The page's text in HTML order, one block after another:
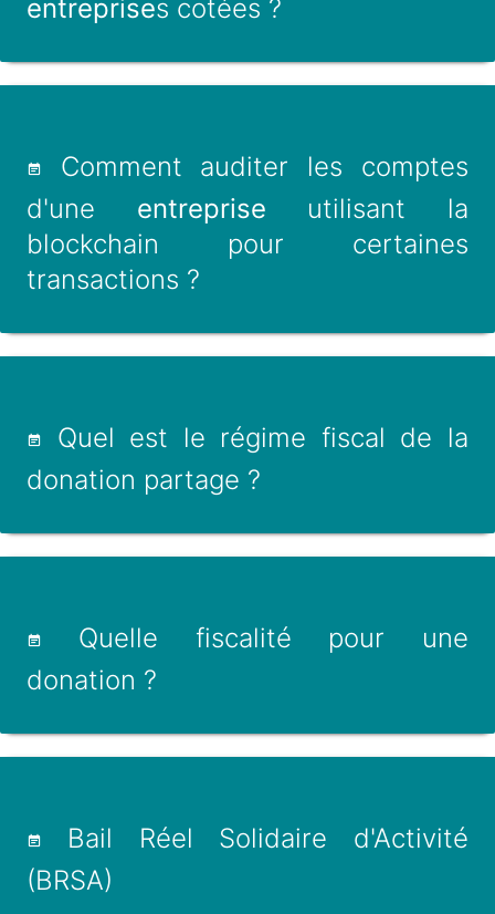
entreprises cotées ?
Comment auditer les comptes
d'une entreprise utilisant la
blockchain pour certaines
transactions ?
Quel est le régime fiscal de la
donation partage ?
Quelle fiscalité pour une
donation ?
Bail Réel Solidaire d'Activité
(BRSA)